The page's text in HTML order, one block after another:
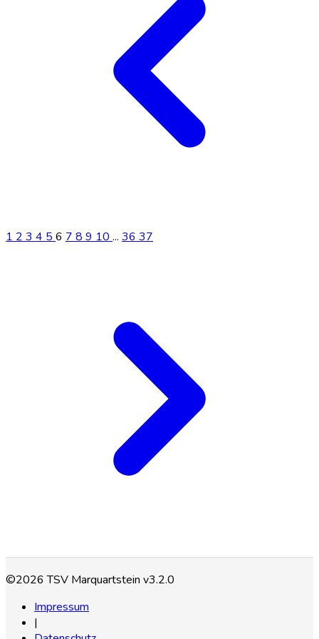
1 2 3 4 5 6 7 8 9 10 ... 36 37
©2026 TSV Marquartstein v3.2.0
Impressum
|